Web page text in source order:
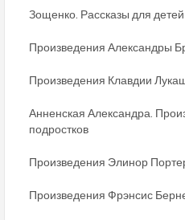
Зощенко. Рассказы для детей
Произведения Александры
Произведения Клавдии
Анненская Александра.
подростков
Произведения Элинор
Произведения Фрэнсис